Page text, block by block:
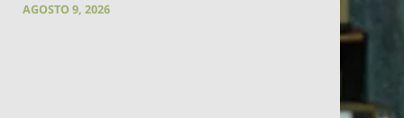
AGOSTO 9, 2026